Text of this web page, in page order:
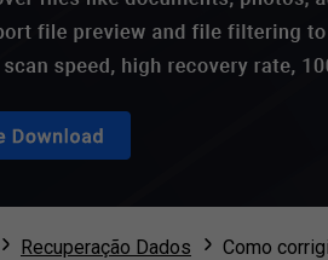
Recuperação Dados Como